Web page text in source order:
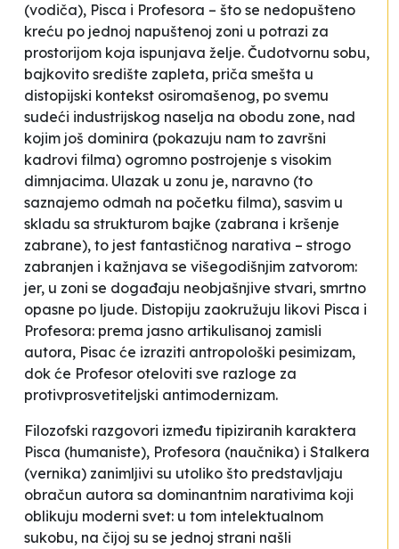
(vodiča), Pisca i Profesora – što se nedopušteno
kreću po jednoj napuštenoj zoni u potrazi za
prostorijom koja ispunjava želje. Čudotvornu sobu,
bajkovito središte zapleta, priča smešta u
distopijski kontekst osiromašenog, po svemu
sudeći industrijskog naselja na obodu zone, nad
kojim još dominira (pokazuju nam to završni
kadrovi filma) ogromno postrojenje s visokim
dimnjacima. Ulazak u zonu je, naravno (to
saznajemo odmah na početku filma), sasvim u
skladu sa strukturom bajke (zabrana i kršenje
zabrane), to jest fantastičnog narativa – strogo
zabranjen i kažnjava se višegodišnjim zatvorom:
jer, u zoni se događaju neobjašnjive stvari, smrtno
opasne po ljude. Distopiju zaokružuju likovi Pisca i
Profesora: prema jasno artikulisanoj zamisli
autora, Pisac će izraziti antropološki pesimizam,
dok će Profesor oteloviti sve razloge za
protivprosvetiteljski antimodernizam.
Filozofski razgovori između tipiziranih karaktera
Pisca (humaniste), Profesora (naučnika) i Stalkera
(vernika) zanimljivi su utoliko što predstavljaju
obračun autora sa dominantnim narativima koji
oblikuju moderni svet: u tom intelektualnom
sukobu, na čijoj su se jednoj strani našli